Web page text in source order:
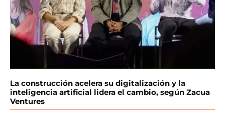
La construcción acelera su digitalización y la
inteligencia artificial lidera el cambio, según Zacua
Ventures